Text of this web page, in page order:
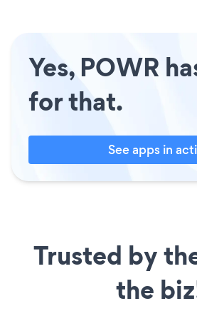
Yes, POWR
for that.
See apps in
Trusted by
the